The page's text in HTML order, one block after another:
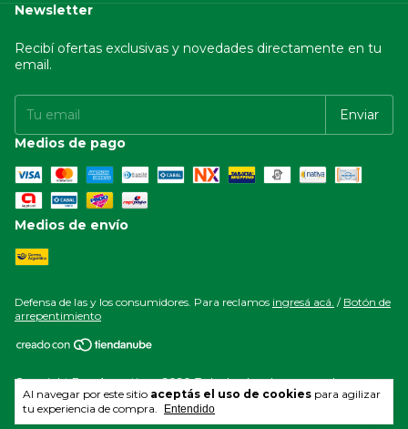
Al navegar por este sitio aceptás el uso de cookies para agilizar
tu experiencia de compra.
Entendido
Newsletter
Recibí ofertas exclusivas y novedades directamente en tu
email.
Medios de pago
Medios de envío
Defensa de las y los consumidores. Para reclamos ingresá acá. / Botón de
arrepentimiento
Copyright Esea Argentina - 2026. Todos los derechos reservados.